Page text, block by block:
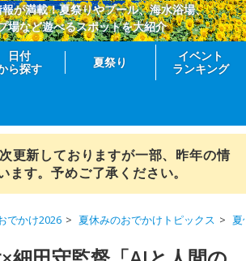
が満載！夏祭りやプール、海水浴場、
場など遊べるスポットを大紹介
日付
ら探す
夏祭り
イベント
ランキング
更新しておりますが一部、昨年の情
ます。予めご了承ください。
でかけ2026 夏休みのおでかけトピックス 夏